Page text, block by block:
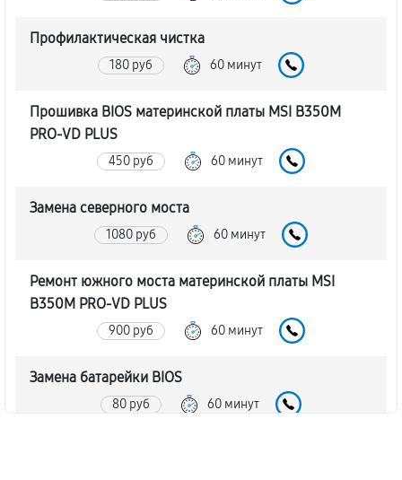
Профилактическая чистка
180 руб 60 минут
Прошивка BIOS материнской платы MSI B350M
PRO-VD PLUS
450 руб 60 минут
Замена северного моста
1080 руб 60 минут
Ремонт южного моста материнской платы MSI
B350M PRO-VD PLUS
900 руб 60 минут
Замена батарейки BIOS
80 руб 60 минут